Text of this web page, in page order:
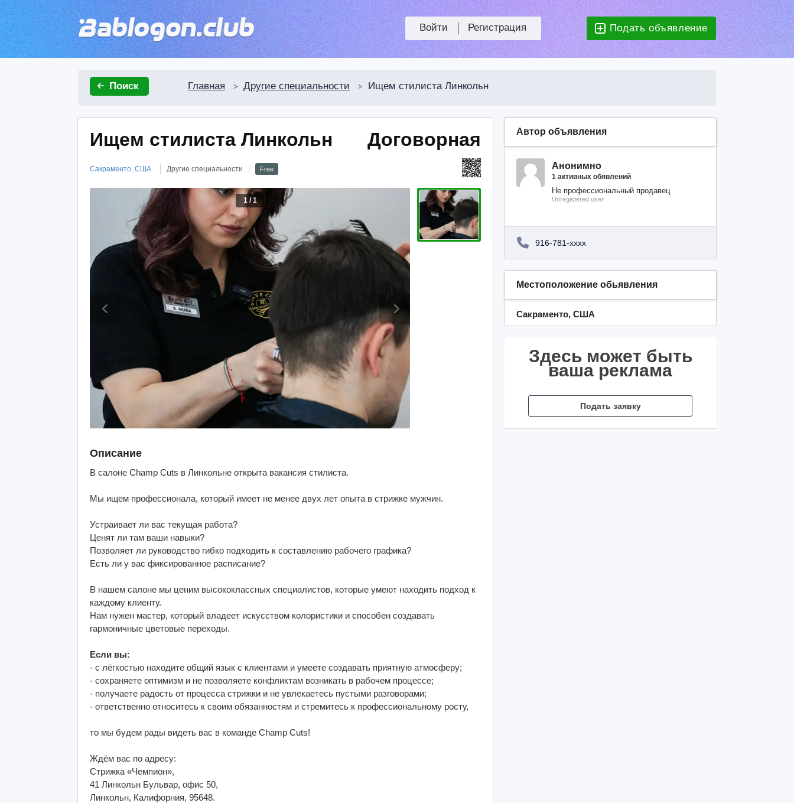
Подать объявление
Регистрация
Войти
Поиск Главная > Другие специальности > Ищем стилиста Линкольн
Договорная
Ищем стилиста Линкольн
Сакраменто, США Другие специальности Free
1/1
Описание
В салоне Champ Cuts в Линкольне открыта вакансия стилиста.
Мы ищем профессионала, который имеет не менее двух лет опыта в стрижке мужчин.
Устраивает ли вас текущая работа?
Ценят ли там ваши навыки?
Позволяет ли руководство гибко подходить к составлению рабочего графика?
Есть ли у вас фиксированное расписание?
В нашем салоне мы ценим высококлассных специалистов, которые умеют находить подход к
каждому клиенту.
Нам нужен мастер, который владеет искусством колористики и способен создавать
гармоничные цветовые переходы.
Если вы:
- с лёгкостью находите общий язык с клиентами и умеете создавать приятную атмосферу;
- сохраняете оптимизм и не позволяете конфликтам возникать в рабочем процессе;
- получаете радость от процесса стрижки и не увлекаетесь пустыми разговорами;
- ответственно относитесь к своим обязанностям и стремитесь к профессиональному росту,
то мы будем рады видеть вас в команде Champ Cuts!
Ждём вас по адресу:
Стрижка «Чемпион»,
41 Линкольн Бульвар, офис 50,
Линкольн, Калифорния, 95648.
Автор объявления
Анонимно
1 активных обявлений
Не профессиональный продавец
Unregistered user
916-781-xxxx
Местоположение обьявления
Сакраменто, США
Здесь может быть
ваша реклама
Подать заявку